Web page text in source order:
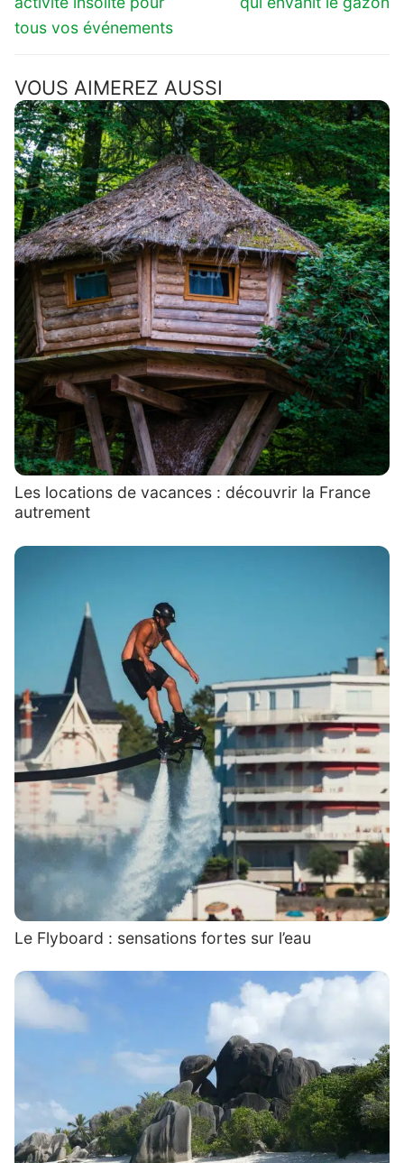
tous vos événements
VOUS AIMEREZ AUSSI
Les locations de vacances : découvrir la France
autrement
Le Flyboard : sensations fortes sur l’eau